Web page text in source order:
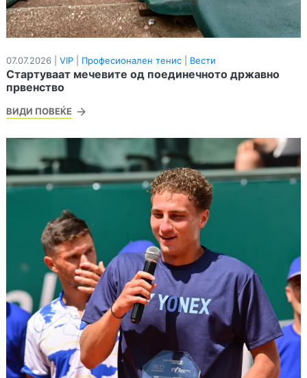
07.07.2026 | VIP Професионален тенис Вести
Стартуваат мечевите од поединечното државно
првенство
ВИДИ ПОВЕЌЕ